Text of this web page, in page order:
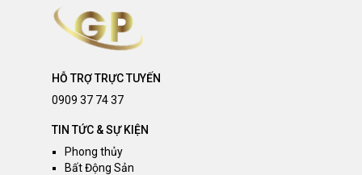
HỖ TRỢ TRỰC TUYẾN
0909 37 74 37
TIN TỨC & SỰ KIỆN
Phong thủy
Bất Động Sản